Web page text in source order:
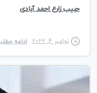
حبیب زارع احمد آبادی
نوامبر 4, 2022 ادامه